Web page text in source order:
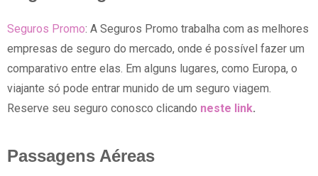
Seguros Promo: A Seguros Promo trabalha com as melhores
empresas de seguro do mercado, onde é possível fazer um
comparativo entre elas. Em alguns lugares, como Europa, o
viajante só pode entrar munido de um seguro viagem.
Reserve seu seguro conosco clicando neste link.
Passagens Aéreas